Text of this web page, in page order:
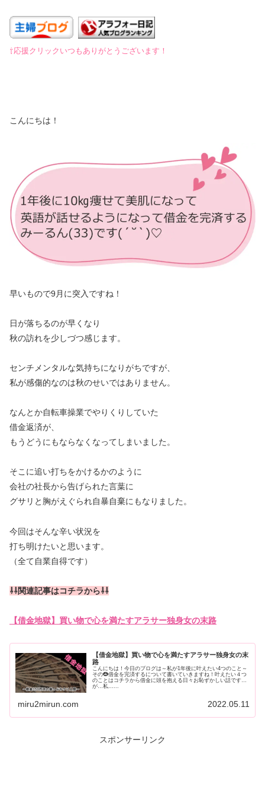
⇧応援クリックいつもありがとうございます！
こんにちは！
早いもので9月に突入ですね！
日が落ちるのが早くなり
秋の訪れを少しづつ感じます。
センチメンタルな気持ちになりがちですが、
私が感傷的なのは秋のせいではありません。
なんとか自転車操業でやりくりしていた
借金返済が、
もうどうにもならなくなってしまいました。
そこに追い打ちをかけるかのように
会社の社長から告げられた言葉に
グサリと胸がえぐられ自暴自棄にもなりました。
今回はそんな辛い状況を
打ち明けたいと思います。
（全て自業自得です）
⇩⇩関連記事はコチラから⇩⇩
【借金地獄】買い物で心を満たすアラサー独身女の末路
【借金地獄】買い物で心を満たすアラサー独身女の末
路
こんにちは！今日のブログは～私が1年後に叶えたい4つのこと～
その❹借金を完済するについて書いていきますね！叶えたい４つ
のことはコチラから借金に頭を抱える日々お恥ずかしい話です
が…私…...
miru2mirun.com 2022.05.11
スポンサーリンク